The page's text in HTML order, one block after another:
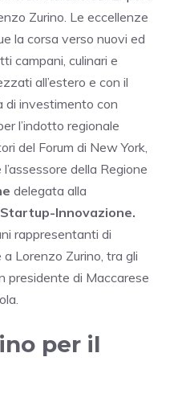
Zurino. Le eccellenze
la corsa verso nuovi ed
campani, culinari e
all’estero e con il
di investimento con
l’indotto regionale
del Forum di New York,
della Regione
delegata alla
Innovazione.
rappresentanti di
Lorenzo Zurino, tra gli
presidente di Maccarese
per il